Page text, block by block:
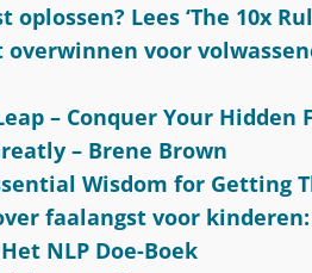
oplossen? Lees ‘The 10x
overwinnen voor
– Conquer Your
– Brene Brown
Wisdom for Getting
faalangst voor
NLP Doe-Boek